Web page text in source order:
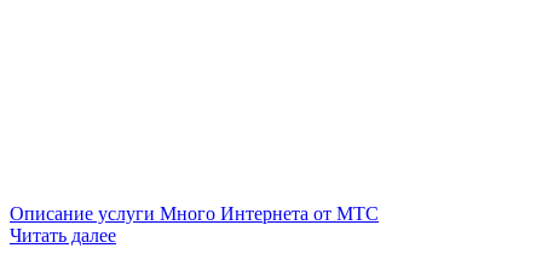
Описание услуги Много Интернета от МТС
Читать далее